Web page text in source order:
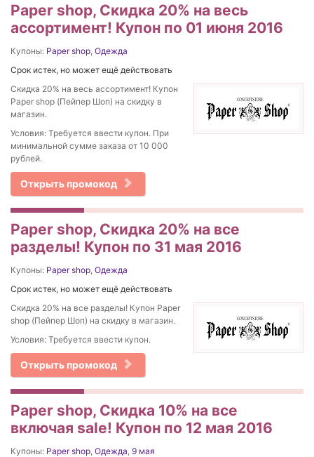
Paper shop, Скидка 20% на весь
ассортимент! Купон по 01 июня 2016
Купоны: Paper shop Одежда
Срок истек, но может ещё действовать
Скидка 20% на весь ассортимент! Купон
Paper shop (Пейпер Шоп) на скидку в
магазин.
Условия: Требуется ввести купон. При
минимальной сумме заказа от 10 000
рублей.
Открыть промокод
Paper shop, Скидка 20% на все
разделы! Купон по 31 мая 2016
Купоны: Paper shop Одежда
Срок истек, но может ещё действовать
Скидка 20% на все разделы! Купон Paper
shop (Пейпер Шоп) на скидку в магазин.
Условия: Требуется ввести купон.
Открыть промокод
Paper shop, Скидка 10% на все
включая sale! Купон по 12 мая 2016
Купоны: Paper shop Одежда 9 мая